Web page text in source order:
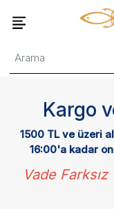
Kargo
1500 TL ve üzeri
16:00'a kadar
Vade